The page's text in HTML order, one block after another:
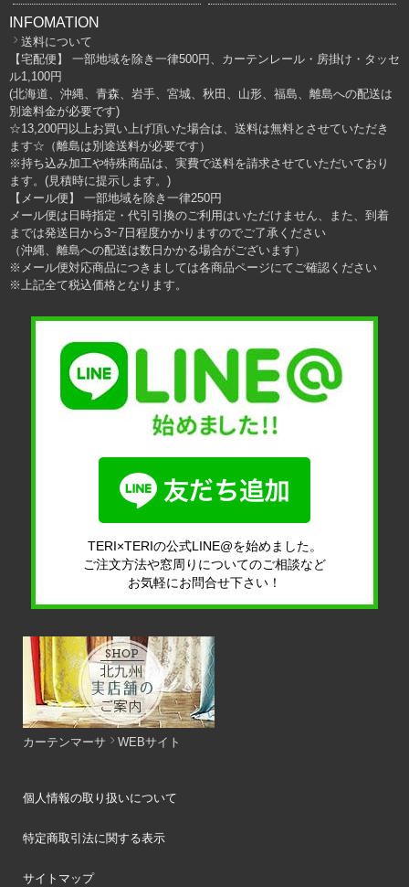
INFOMATION
送料について
【宅配便】 一部地域を除き一律500円、カーテンレール・房掛け・タッセ
ル1,100円
(北海道、沖縄、青森、岩手、宮城、秋田、山形、福島、離島への配送は
別途料金が必要です)
☆13,200円以上お買い上げ頂いた場合は、送料は無料とさせていただき
ます☆（離島は別途送料が必要です）
※持ち込み加工や特殊商品は、実費で送料を請求させていただいており
ます。(見積時に提示します。)
【メール便】 一部地域を除き一律250円
メール便は日時指定・代引引換のご利用はいただけません、また、到着
までは発送日から3~7日程度かかりますのでご了承ください
（沖縄、離島への配送は数日かかる場合がございます）
※メール便対応商品につきましては各商品ページにてご確認ください
※上記全て税込価格となります。
TERI×TERIの公式LINE@を始めました。
ご注文方法や窓周りについてのご相談など
お気軽にお問合せ下さい！
カーテンマーサ WEBサイト
個人情報の取り扱いについて
特定商取引法に関する表示
サイトマップ